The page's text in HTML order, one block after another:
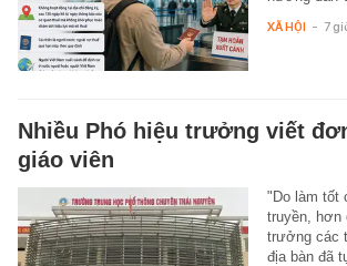
XÃ HỘI - 7
Nhiều Phó hiệu trưởng viết
giáo viên
"Do làm tốt
truyền, hơn
trưởng các
địa bàn đã